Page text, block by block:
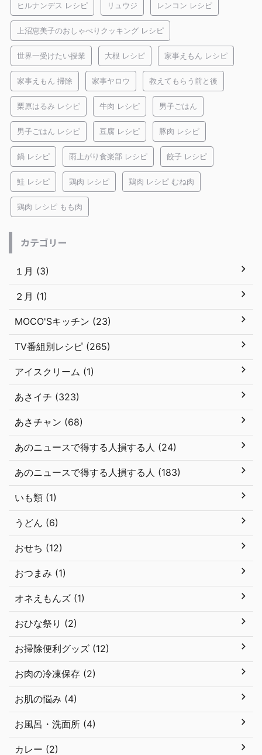
ヒルナンデス レシピ リュウジ レンコン レシピ
上沼恵美子のおしゃべりクッキング レシピ
世界一受けたい授業 大根 レシピ 家事えもん レシピ
家事えもん 掃除 家事ヤロウ 教えてもらう前と後
栗原はるみ レシピ 牛肉 レシピ 男子ごはん
男子ごはん レシピ 豆腐 レシピ 豚肉 レシピ
鍋 レシピ 雨上がり食楽部 レシピ 餃子 レシピ
鮭 レシピ 鶏肉 レシピ 鶏肉 レシピ むね肉
鶏肉 レシピ もも肉
カテゴリー
１月 (3)
２月 (1)
MOCO'Sキッチン (23)
TV番組別レシピ (265)
アイスクリーム (1)
あさイチ (323)
あさチャン (68)
あのニュースで得する人損する人 (24)
あのニュースで得する人損する人 (183)
いも類 (1)
うどん (6)
おせち (12)
おつまみ (1)
オネえもんズ (1)
おひな祭り (2)
お掃除便利グッズ (12)
お肉の冷凍保存 (2)
お肌の悩み (4)
お風呂・洗面所 (4)
カレー (2)